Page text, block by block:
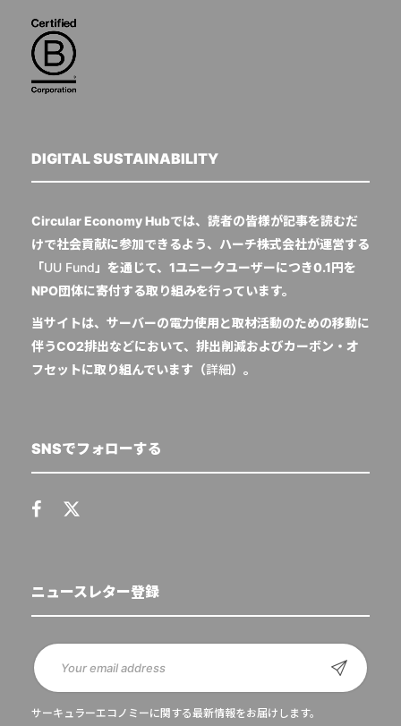
DIGITAL SUSTAINABILITY
Circular Economy Hubでは、読者の皆様が記事を読むだ
けで社会貢献に参加できるよう、ハーチ株式会社が運営する
「UU Fund 」を通じて、1ユニークユーザーにつき0.1円を
NPO団体に寄付する取り組みを行っています。
当サイトは、サーバーの電力使用と取材活動のための移動に
伴うCO2排出などにおいて、排出削減およびカーボン・オ
フセットに取り組んでいます（詳細）。
SNSでフォローする
ニュースレター登録
サーキュラーエコノミーに関する最新情報をお届けします。